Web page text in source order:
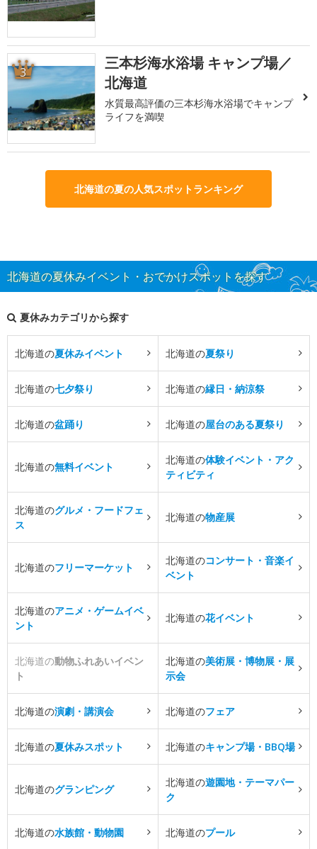
3
三本杉海水浴場 キャンプ場／
北海道
水質最高評価の三本杉海水浴場でキャンプ
ライフを満喫
北海道の夏の人気スポットランキング
北海道の夏休みイベント・おでかけスポットを探す
夏休みカテゴリから探す
北海道の夏休みイベント 北海道の夏祭り
北海道の七夕祭り 北海道の縁日・納涼祭
北海道の盆踊り 北海道の屋台のある夏祭り
北海道の無料イベント
北海道の体験イベント・アク
ティビティ
北海道のグルメ・フードフェ
ス
北海道の物産展
北海道のフリーマーケット
北海道のコンサート・音楽イ
ベント
北海道のアニメ・ゲームイベ
ント
北海道の花イベント
北海道の動物ふれあいイベン
ト
北海道の美術展・博物展・展
示会
北海道の演劇・講演会 北海道のフェア
北海道の夏休みスポット 北海道のキャンプ場・BBQ場
北海道のグランピング
北海道の遊園地・テーマパー
ク
北海道の水族館・動物園 北海道のプール